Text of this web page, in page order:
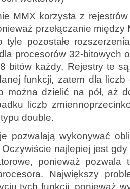
MMX korzysta z
przełączanie
tyle pozostałe
procesorów 32-bitowych
bitów każdy. Rejestry te
funkcji, zatem dla liczb
można dzielić na pół, aż
liczb
double.
pozwalają wykonywać
najlepiej jest
ponieważ pozwala
Największy
tych funkcji, ponieważ